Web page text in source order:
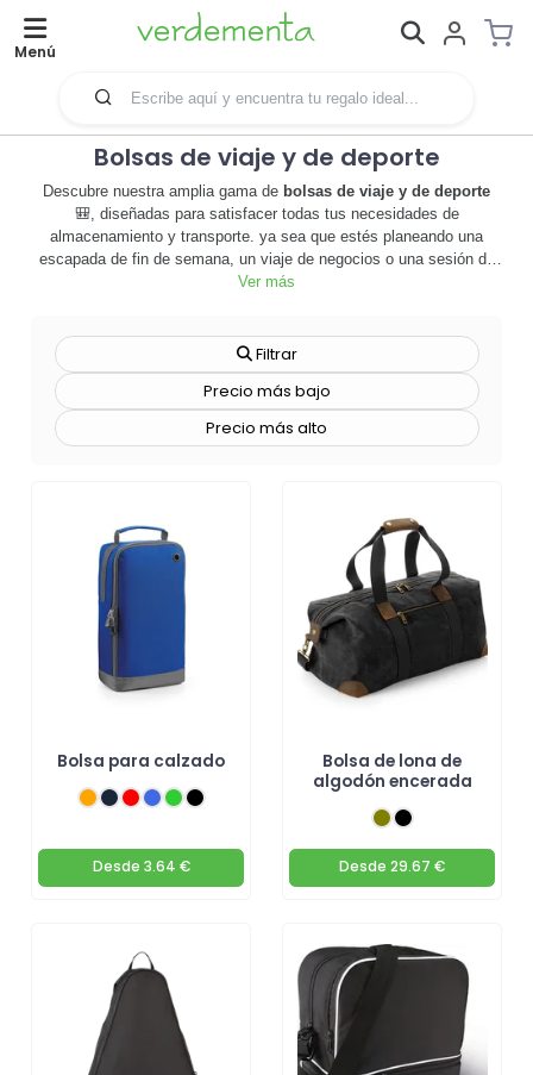
Menú
Bolsas de viaje y de deporte
Descubre nuestra amplia gama de bolsas de viaje y de deporte
🎒, diseñadas para satisfacer todas tus necesidades de
almacenamiento y transporte. ya sea que estés planeando una
escapada de fin de semana, un viaje de negocios o una sesión de
entrenamiento, nuestras bolsas son el compañero perfecto. hechas
diario. además, ofrecemos opciones de personalización 🎨,
permitiéndote agregar el logotipo de tu empresa o cualquier diseño
que elijas, convirtiendo estas bolsas en una poderosa herramienta
de merchandising. no sólo son prácticas, sino que también pueden
ayudar a aumentar la visibilidad de tu marca y a crear una impresión
Ver más
Filtrar
Precio más bajo
Precio más alto
Bolsa para calzado
Desde 3.64 €
Bolsa de lona de
algodón encerada
Desde 29.67 €